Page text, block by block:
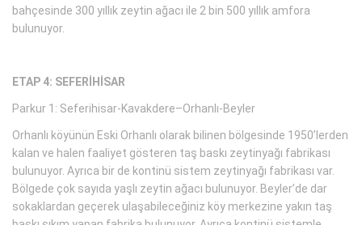
bahçesinde 300 yıllık zeytin ağacı ile 2 bin 500 yıllık amfora
bulunuyor.
ETAP 4: SEFERİHİSAR
Parkur 1: Seferihisar-Kavakdere–Orhanlı-Beyler
Orhanlı köyünün Eski Orhanlı olarak bilinen bölgesinde 1950’lerden
kalan ve halen faaliyet gösteren taş baskı zeytinyağı fabrikası
bulunuyor. Ayrıca bir de kontinü sistem zeytinyağı fabrikası var.
Bölgede çok sayıda yaşlı zeytin ağacı bulunuyor. Beyler’de dar
sokaklardan geçerek ulaşabileceğiniz köy merkezine yakın taş